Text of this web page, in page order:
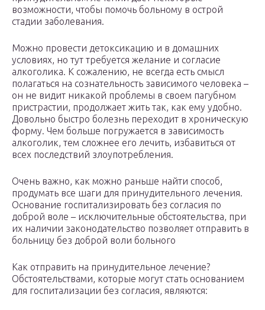
возможности, чтобы помочь больному в острой
стадии заболевания.
Можно провести детоксикацию и в домашних
условиях, но тут требуется желание и согласие
алкоголика. К сожалению, не всегда есть смысл
полагаться на сознательность зависимого человека –
он не видит никакой проблемы в своем пагубном
пристрастии, продолжает жить так, как ему удобно.
Довольно быстро болезнь переходит в хроническую
форму. Чем больше погружается в зависимость
алкоголик, тем сложнее его лечить, избавиться от
всех последствий злоупотребления.
Очень важно, как можно раньше найти способ,
продумать все шаги для принудительного лечения.
Основание госпитализировать без согласия по
доброй воле – исключительные обстоятельства, при
их наличии законодательство позволяет отправить в
больницу без доброй воли больного
Как отправить на принудительное лечение?
Обстоятельствами, которые могут стать основанием
для госпитализации без согласия, являются: